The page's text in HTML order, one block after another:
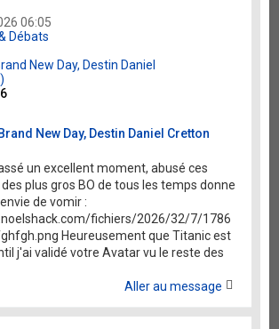
06:05
Débats
New Day, Destin Daniel
New Day, Destin Daniel Cretton
un excellent moment, abusé ces
plus gros BO de tous les temps donne
de vomir :
fichiers/2026/32/7/1786
Heureusement que Titanic est
j'ai validé votre Avatar vu le reste des
Aller au message